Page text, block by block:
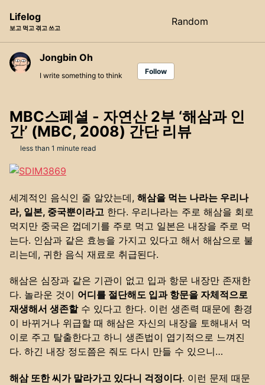
navigation
Lifelog
보고 먹고 겪고 쓰고
Random
Jongbin Oh
I write something to think Follow
MBC스페셜 - 자연산 2부 ‘해삼과 인
간’ (MBC, 2008) 간단 리뷰
less than 1 minute read
세계적인 음식인 줄 알았는데, 해삼을 먹는 나라는 우리나
라, 일본, 중국뿐이라고 한다. 우리나라는 주로 해삼을 회로
먹지만 중국은 껍데기를 주로 먹고 일본은 내장을 주로 먹
는다. 인삼과 같은 효능을 가지고 있다고 해서 해삼으로 불
리는데, 귀한 음식 재료로 취급된다.
해삼은 심장과 같은 기관이 없고 입과 항문 내장만 존재한
다. 놀라운 것이 어디를 절단해도 입과 항문을 자체적으로
재생해서 생존할수 있다고 한다. 이런 생존력 때문에 환경
이 바뀌거나 위급할 때 해삼은 자신의 내장을 토해내서 먹
이로 주고 탈출한다고 하니 생존법이 엽기적으로 느껴진
다. 하긴 내장 정도쯤은 줘도 다시 만들 수 있으니…
해삼 또한 씨가 말라가고 있다니 걱정이다. 이런 문제 때문